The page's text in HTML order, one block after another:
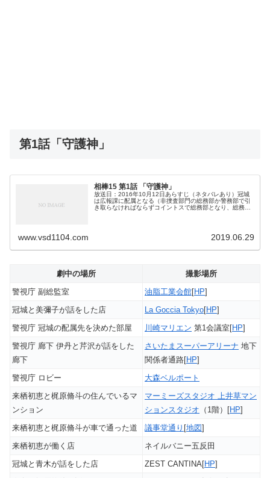
第1話「守護神」
相棒15 第1話 「守護神」
放送日：2016年10月12日あらすじ（ネタバレあり）冠城
は広報課に配属となる（非捜査部門の総務部か警務部で引
き取らなければならずコイントスで総務部となり、総務部
www.vsd1104.com 2019.06.29
劇中の場所
撮影場所
警視庁 副総監室
油脂工業会館[HP]
冠城と美彌子が話をした店
La Goccia Tokyo[HP]
警視庁 冠城の配属先を決めた部屋
川崎マリエン 第1会議室[HP]
警視庁 廊下 伊丹と芹沢が話をした
廊下
さいたまスーパーアリーナ 地下
関係者通路[HP]
警視庁 ロビー
大森ベルポート
来栖初恵と梶原脩斗の住んでいるマ
ンション
マーミーズスタジオ 上井草マン
ションスタジオ （1階）[HP]
来栖初恵と梶原脩斗が車で通った道
議事堂通り [地図]
来栖初恵が働く店
ネイルバニー五反田
冠城と青木が話をした店
ZEST CANTINA[HP]